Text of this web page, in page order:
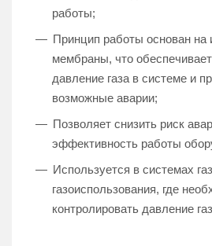
работы;
Принцип работы основан на
мембраны, что
давление газа в системе и
возможные аварии;
Позволяет снизить риск
эффективность работы
Используется в системах
газоиспользования, где
контролировать давление